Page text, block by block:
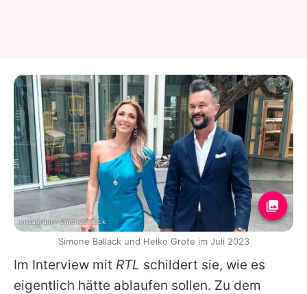
Im Interview mit RTL schildert sie, wie es
eigentlich hätte ablaufen sollen. Zu dem
Instagram / simoneballack
Simone Ballack und Heiko Grote im Juli 2023